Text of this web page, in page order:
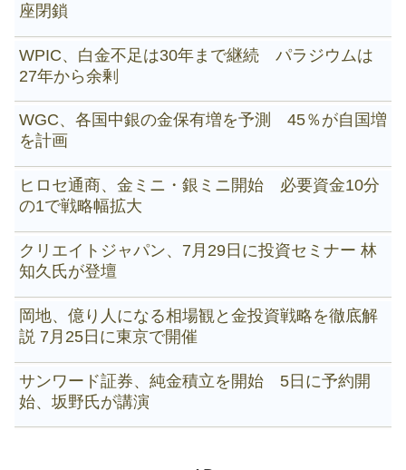
座閉鎖
WPIC、白金不足は30年まで継続 パラジウムは
27年から余剰
WGC、各国中銀の金保有増を予測 45％が自国増
を計画
ヒロセ通商、金ミニ・銀ミニ開始 必要資金10分
の1で戦略幅拡大
クリエイトジャパン、7月29日に投資セミナー 林
知久氏が登壇
岡地、億り人になる相場観と金投資戦略を徹底解
説 7月25日に東京で開催
サンワード証券、純金積立を開始 5日に予約開
始、坂野氏が講演